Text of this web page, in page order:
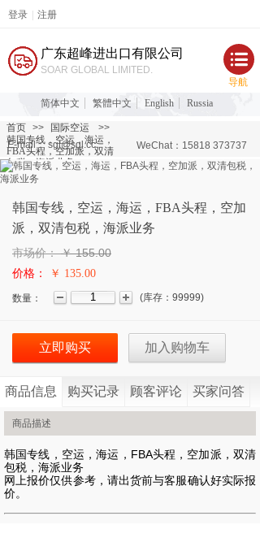
登录 注册
广东超峰进出口有限公司
SOAR GLOBAL LIMITED.
导航
简体中文
繁體中文 English Russia
首页 >> 国际空运
>>
韩国专线，空运，海运，
FBA头程，空加派，双清
包税，海派业务
WeChat：15818 373737
E-mail： sgl@sgl.cc
韩国专线，空运，海运，FBA头程，空加
派，双清包税，海派业务
市场价： ￥155.00
价格： ￥ 135.00
数量： (库存： 99999)
立即购买 加入购物车
商品信息 购买记录 顾客评论 买家问答
商品描述
韩国专线，空运，海运，FBA头程，空加派，双清
包税，海派业务
网上报价仅供参考，请出货前与客服确认好实际报
价。